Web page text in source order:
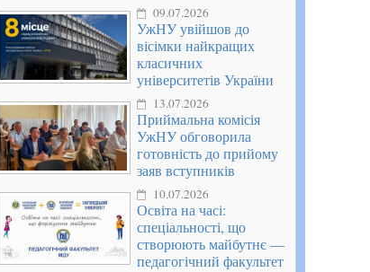
09.07.2026
УжНУ увійшов до
вісімки найкращих
класичних
університетів України
13.07.2026
Приймальна комісія
УжНУ обговорила
готовність до прийому
заяв вступників
10.07.2026
Освіта на часі:
спеціальності, що
створюють майбутнє —
педагогічний факультет